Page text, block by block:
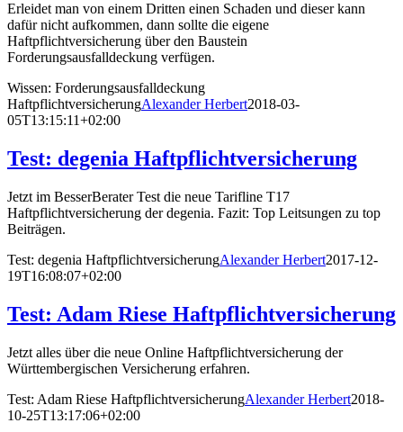
Erleidet man von einem Dritten einen Schaden und dieser kann
dafür nicht aufkommen, dann sollte die eigene
Haftpflichtversicherung über den Baustein
Forderungsausfalldeckung verfügen.
Wissen: Forderungsausfalldeckung
HaftpflichtversicherungAlexander Herbert2018-03-
05T13:15:11+02:00
Test: degenia Haftpflichtversicherung
Jetzt im BesserBerater Test die neue Tarifline T17
Haftpflichtversicherung der degenia. Fazit: Top Leitsungen zu top
Beiträgen.
Test: degenia HaftpflichtversicherungAlexander Herbert2017-12-
19T16:08:07+02:00
Test: Adam Riese Haftpflichtversicherung
Jetzt alles über die neue Online Haftpflichtversicherung der
Württembergischen Versicherung erfahren.
Test: Adam Riese HaftpflichtversicherungAlexander Herbert2018-
10-25T13:17:06+02:00